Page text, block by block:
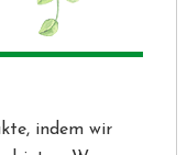
indem wir